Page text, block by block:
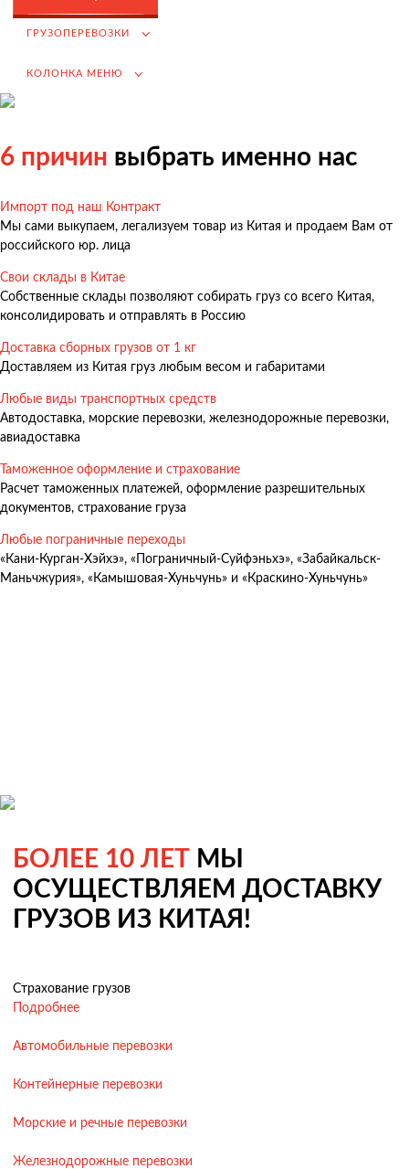
ГРУЗОПЕРЕВОЗКИ
КОЛОНКА МЕНЮ
Грузоперевозки
Грузоперевозки из Китая
Международные перевозки
Автомобильные перевозки
Железнодорожные перевозки
Морские и речные перевозки
Авиадоставка
Негабаритные перевозки
Комплексные логистические решения
Страхование грузов
6 причин выбрать именно нас
Импорт под наш Контракт
Мы сами выкупаем, легализуем товар из Китая и продаем Вам от
российского юр. лица
Свои склады в Китае
Собственные склады позволяют собирать груз со всего Китая,
консолидировать и отправлять в Россию
Доставка сборных грузов от 1 кг
Доставляем из Китая груз любым весом и габаритами
Любые виды транспортных средств
Автодоставка, морские перевозки, железнодорожные перевозки,
авиадоставка
Таможенное оформление и страхование
Расчет таможенных платежей, оформление разрешительных
документов, страхование груза
Любые пограничные переходы
«Кани-Курган-Хэйхэ», «Пограничный-Суйфэньхэ», «Забайкальск-
Маньчжурия», «Камышовая-Хуньчунь» и «Краскино-Хуньчунь»
БОЛЕЕ 10 ЛЕТ МЫ
ОСУЩЕСТВЛЯЕМ ДОСТАВКУ
ГРУЗОВ ИЗ КИТАЯ!
Страхование грузов
Подробнее
Автомобильные перевозки
Контейнерные перевозки
Морские и речные перевозки
Железнодорожные перевозки